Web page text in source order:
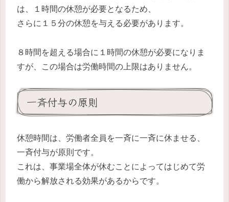
は、１時間の休憩が必要となるため、
さらに１５分の休憩を与える必要があります。
８時間を超える場合に１時間の休憩が必要になりま
すが、この場合は労働時間の上限はありません。
一斉付与の原則
休憩時間は、労働者全員を一斉に一斉に休ませる、
一斉付与が原則です。
これは、事業場全体が休むことによってはじめて労
働から解放される効果があるからです。